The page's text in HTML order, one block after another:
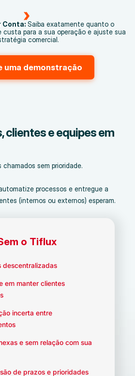
Conta: Saiba exatamente quanto o
para a sua operação e ajuste sua
comercial.
uma demonstração
clientes e equipes em
sem prioridade.
processos e entregue a
(internos ou externos) esperam.
o Tiflux
descentralizadas
em manter clientes
incerta entre
e sem relação com sua
de prazos e prioridades